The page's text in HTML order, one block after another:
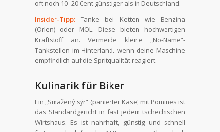
oft noch 10–20 Cent günstiger als in Deutschland.
Insider-Tipp:Tanke bei Ketten wie Benzina
(Orlen) oder MOL. Diese bieten hochwertigen
Kraftstoff an. Vermeide kleine „No-Name“-
Tankstellen im Hinterland, wenn deine Maschine
empfindlich auf die Spritqualität reagiert.
Kulinarik für Biker
Ein „Smažený sýr“ (panierter Käse) mit Pommes ist
das Standardgericht in fast jedem tschechischen
Wirtshaus. Es ist nahrhaft, günstig und schnell